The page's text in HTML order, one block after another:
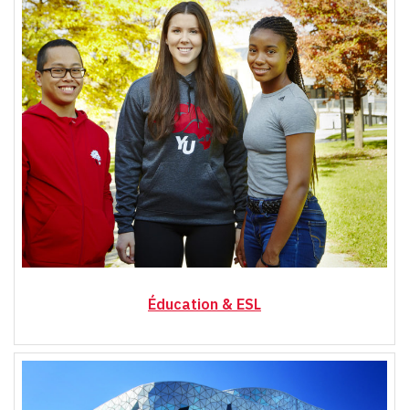
Éducation & ESL